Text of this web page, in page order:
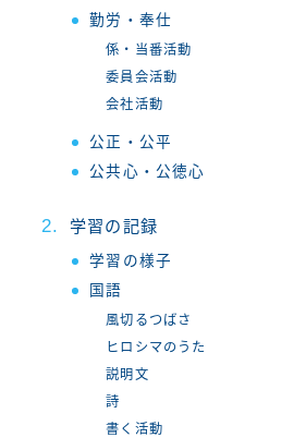
勤労・奉仕
係・当番活動
委員会活動
会社活動
公正・公平
公共心・公徳心
学習の記録
学習の様子
国語
風切るつばさ
ヒロシマのうた
説明文
詩
書く活動